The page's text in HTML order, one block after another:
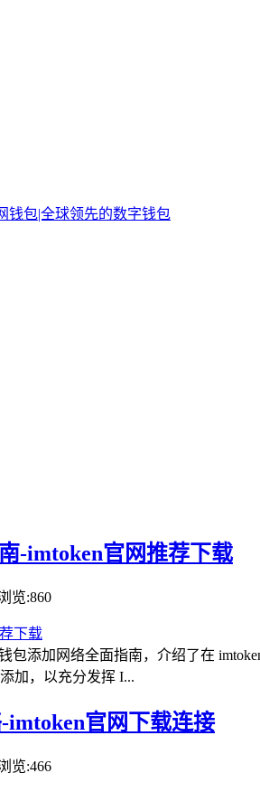
-imtoken官网推荐下载
览:860
添加网络全面指南，介绍了在
加，以充分发挥 I...
imtoken官网下载连接
览:466